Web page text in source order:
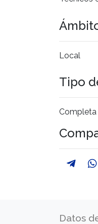
Local
Tipo
Completa
Datos